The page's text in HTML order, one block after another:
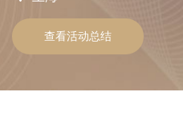
查看活动总结